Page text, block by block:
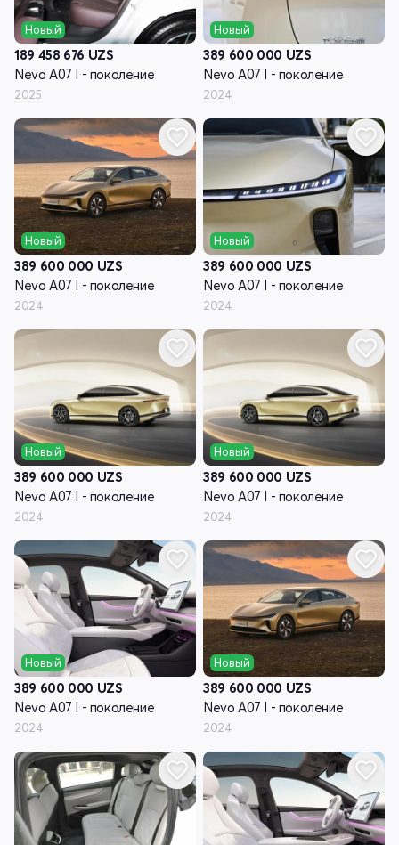
Новый
189 458 676 UZS
Nevo A07 I - поколение
2025
Новый
389 600 000 UZS
Nevo A07 I - поколение
2024
Новый
389 600 000 UZS
Nevo A07 I - поколение
2024
Новый
389 600 000 UZS
Nevo A07 I - поколение
2024
Новый
389 600 000 UZS
Nevo A07 I - поколение
2024
Новый
389 600 000 UZS
Nevo A07 I - поколение
2024
Новый
389 600 000 UZS
Nevo A07 I - поколение
2024
Новый
389 600 000 UZS
Nevo A07 I - поколение
2024